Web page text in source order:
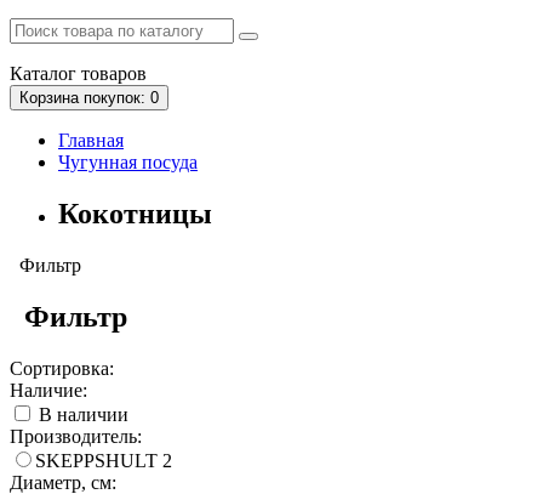
Каталог товаров
Корзинапокупок: 0
Главная
Чугунная посуда
Кокотницы
Фильтр
Фильтр
Сортировка:
Наличие:
В наличии
Производитель:
SKEPPSHULT 2
Диаметр, см: